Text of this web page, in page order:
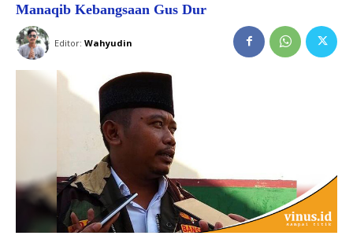
Manaqib Kebangsaan Gus Dur
Editor: Wahyudin